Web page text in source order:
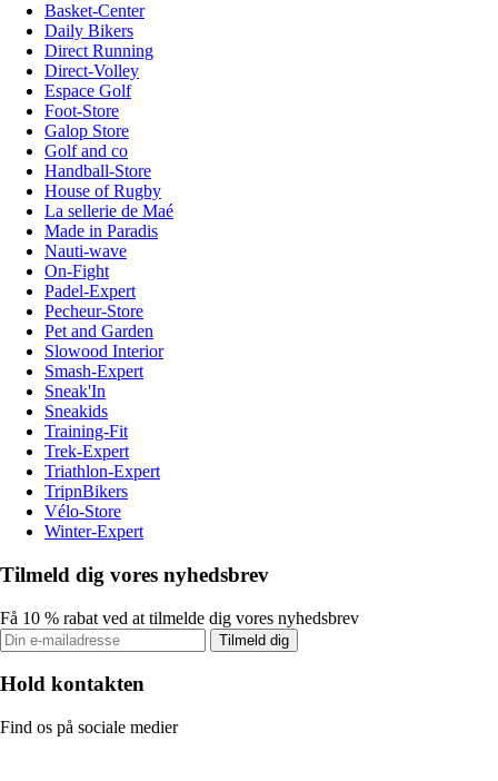
Basket-Center
Daily Bikers
Direct Running
Direct-Volley
Espace Golf
Foot-Store
Galop Store
Golf and co
Handball-Store
House of Rugby
La sellerie de Maé
Made in Paradis
Nauti-wave
On-Fight
Padel-Expert
Pecheur-Store
Pet and Garden
Slowood Interior
Smash-Expert
Sneak'In
Sneakids
Training-Fit
Trek-Expert
Triathlon-Expert
TripnBikers
Vélo-Store
Winter-Expert
Tilmeld dig vores nyhedsbrev
Få 10 % rabat ved at tilmelde dig vores nyhedsbrev
Tilmeld dig
Hold kontakten
Find os på sociale medier